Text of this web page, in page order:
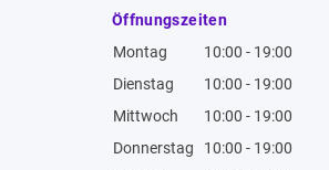
Öffnungszeiten
Montag
10:00 - 19:00
Dienstag
10:00 - 19:00
Mittwoch
10:00 - 19:00
Donnerstag
10:00 - 19:00